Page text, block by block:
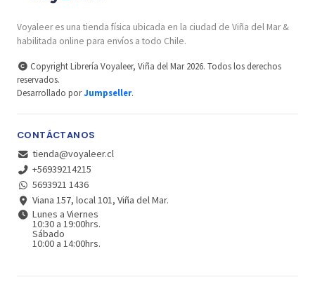
Voyaleer es una tienda física ubicada en la ciudad de Viña del Mar &
habilitada online para envíos a todo Chile.
Copyright Librería Voyaleer, Viña del Mar 2026. Todos los derechos
reservados.
Desarrollado porJumpseller.
CONTÁCTANOS
tienda@voyaleer.cl
+56939214215
5693921 1436
Viana 157, local 101, Viña del Mar.
Lunes a Viernes
10:30 a 19:00hrs.
Sábado
10:00 a 14:00hrs.